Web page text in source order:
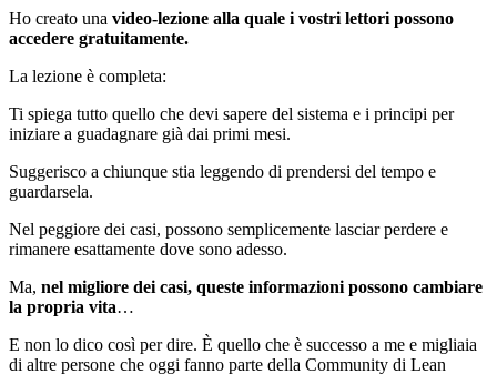
Ho creato una video-lezione alla quale i vostri lettori possono
accedere gratuitamente.
La lezione è completa:
Ti spiega tutto quello che devi sapere del sistema e i principi per
iniziare a guadagnare già dai primi mesi.
Suggerisco a chiunque stia leggendo di prendersi del tempo e
guardarsela.
Nel peggiore dei casi, possono semplicemente lasciar perdere e
rimanere esattamente dove sono adesso.
Ma, nel migliore dei casi, queste informazioni possono cambiare
la propria vita…
E non lo dico così per dire. È quello che è successo a me e migliaia
di altre persone che oggi fanno parte della Community di Lean